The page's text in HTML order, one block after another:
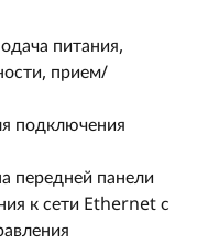
V3 форм-
процессорами
и
32 ТБ и
ядер. В
питания,
прием/
подключения
передней панели
к сети Ethernet с